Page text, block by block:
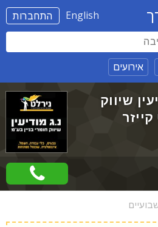
התחברות English
אירועים
שיווק